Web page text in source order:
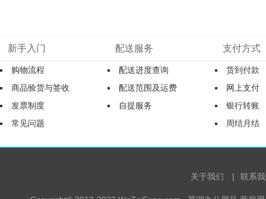
新手入门
购物流程
商品验货与签收
发票制度
常见问题
配送服务
配送进度查询
配送范围及运费
自提服务
支付方式
货到付款
网上支付
银行转账
周结月结
关于我们 | 联系